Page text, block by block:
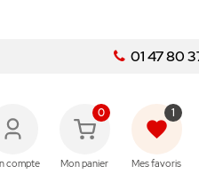
01 47 80
compte
0
Mon panier
favorite
1
Mes favoris